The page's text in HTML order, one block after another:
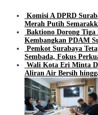
Komisi A DPRD
Merah Putih
Baktiono Dorong
Kembangkan PDAM
Pemkot Surabaya
Sembada, Fokus
Wali Kota Eri Minta
Aliran Air Bersih